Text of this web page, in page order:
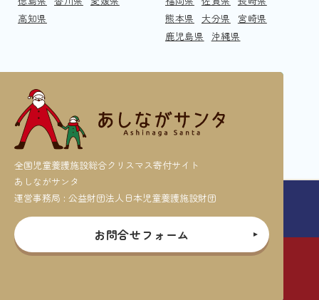
高知県
熊本県
大分県
宮崎県
鹿児島県
沖縄県
全国児童養護施設総合クリスマス寄付サイト
あしながサンタ
運営事務局 : 公益財団法人日本児童養護施設財団
お問合せフォーム